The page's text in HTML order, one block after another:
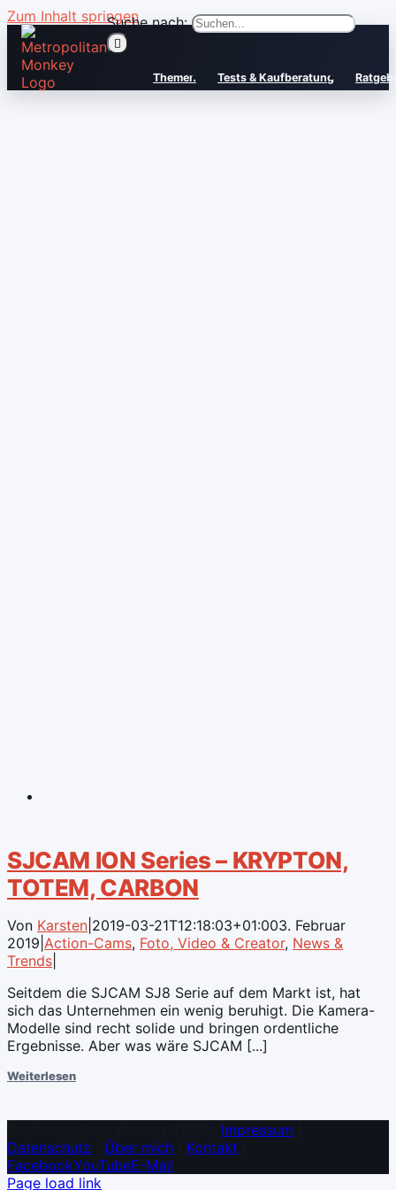
Zum Inhalt springenSuche nach:
Themen Tests & Kaufberatung
SJCAM ION Series – KRYPTON,
TOTEM, CARBON
Von Karsten 2019-03-21T12:18:03+01:003. Februar
2019 Action-Cams, Foto, Video & Creator, News &
Trends
Seitdem die SJCAM SJ8 Serie auf dem Markt ist, hat
sich das Unternehmen ein wenig beruhigt. Die Kamera-
Modelle sind recht solide und bringen ordentliche
Ergebnisse. Aber was wäre SJCAM [...]
Weiterlesen
Impressum
Datenschutz
Über mich Kontakt
FacebookYouTubeE-Mail
Page load link